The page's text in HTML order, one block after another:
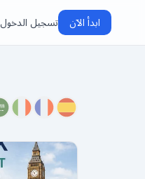
تسجيل الدخول ابدأ الآن